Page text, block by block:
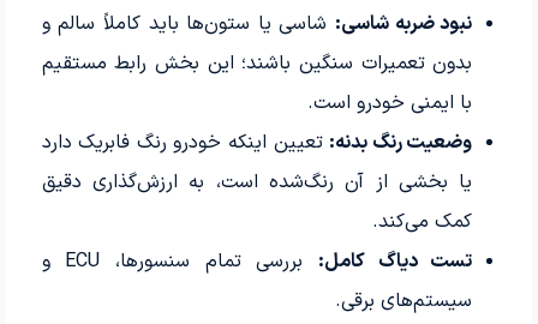
نبود ضربه شاسی: شاسی یا ستون‌ها باید کاملاً سالم و
بدون تعمیرات سنگین باشند؛ این بخش رابط مستقیم
با ایمنی خودرو است.
وضعیت رنگ بدنه: تعیین اینکه خودرو رنگ فابریک دارد
یا بخشی از آن رنگ‌شده است، به ارزش‌گذاری دقیق
کمک می‌کند.
تست دیاگ کامل:
بررسی تمام سنسورها، ECU و
سیستم‌های برقی.